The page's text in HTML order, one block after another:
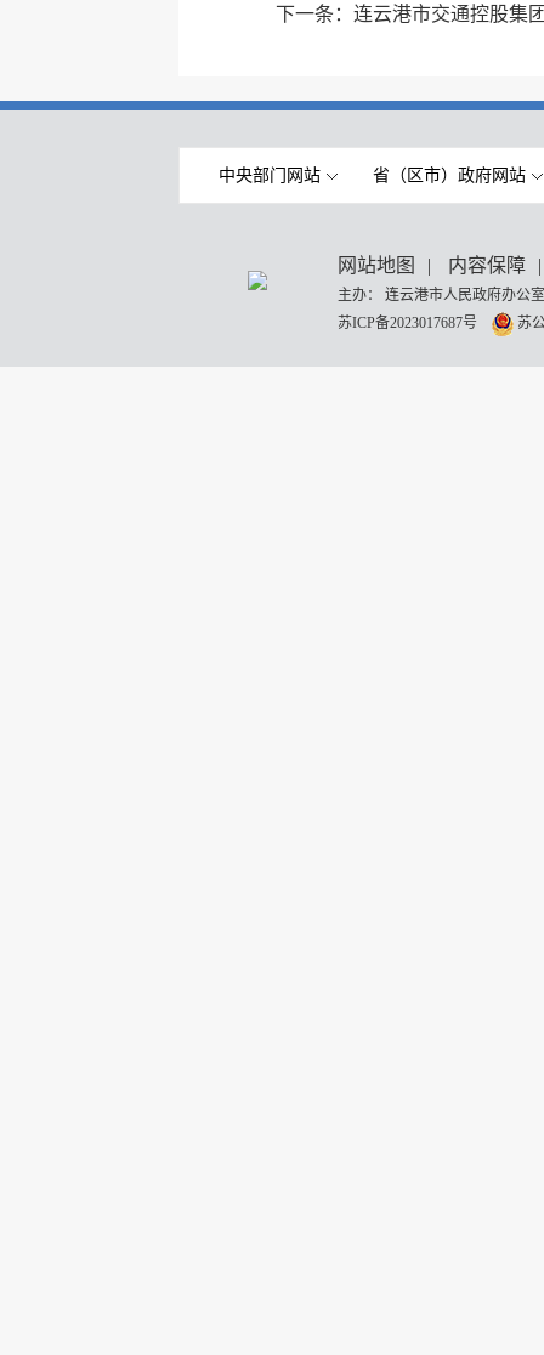
下一条： 连云港市交通控股集
中央部门网站 省（区市）政府网站
网站地图 | 内容保障 |
主办： 连云港市人民政府办
苏ICP备2023017687号
苏